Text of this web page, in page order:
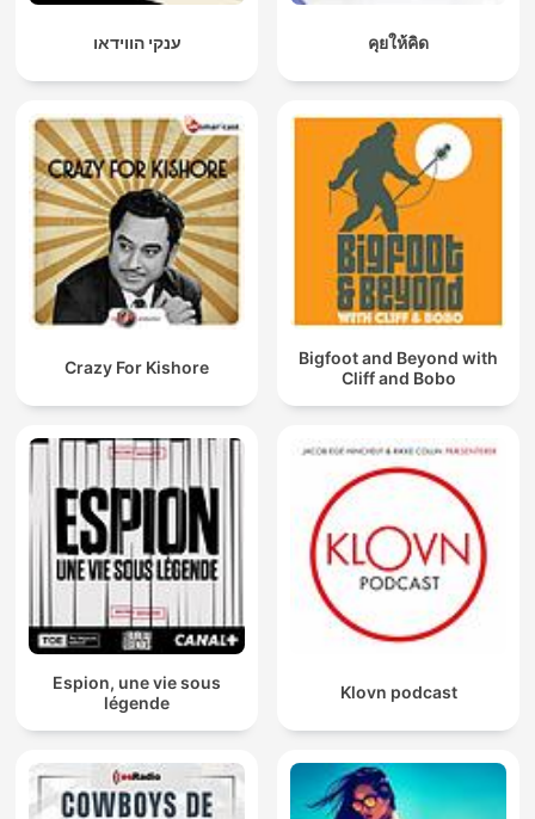
ענקי הווידאו คุยให้คิด
Crazy For Kishore
Bigfoot and Beyond with
Cliff and Bobo
Espion, une vie sous
légende
Klovn podcast